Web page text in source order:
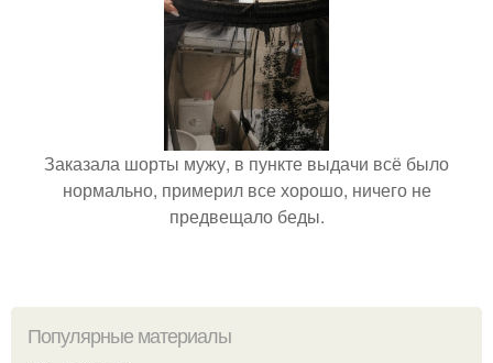
Заказала шорты мужу, в пункте выдачи всё было
нормально, примерил все хорошо, ничего не
предвещало беды.
Популярные материалы